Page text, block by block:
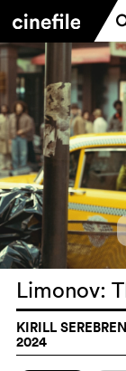
Limonov:
KIRILL
2024